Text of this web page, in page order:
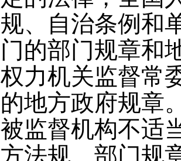
规、自治条例和
门的部门规章和
权力机关监督常
的地方政府规章
被监督机构不适
方法规、部门规